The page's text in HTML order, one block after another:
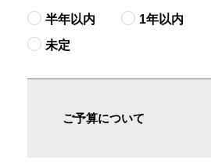
半年以内 1年以内
未定
ご予算について